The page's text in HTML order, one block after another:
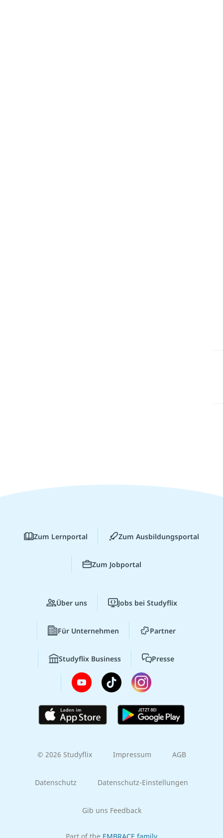
Zum Lernportal Zum Ausbildungsportal
Zum Jobportal
Über uns Jobs bei Studyflix
Für Unternehmen Partner
Studyflix Business Presse
© 2026 Studyflix Impressum AGB
Datenschutz Datenschutz-Einstellungen
Gib uns Feedback